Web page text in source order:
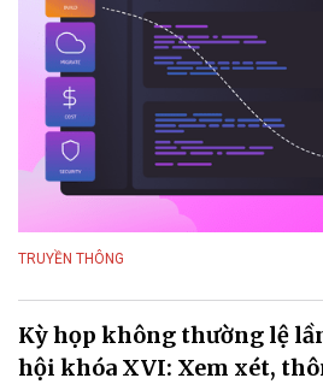
TRUYỀN THÔNG
Kỳ họp không thường lệ
hội khóa XVI: Xem xét,